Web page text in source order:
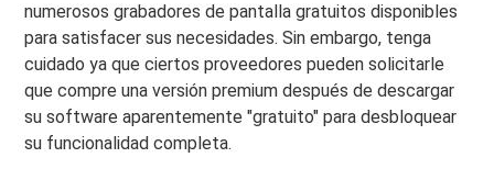
numerosos grabadores de pantalla gratuitos disponibles
para satisfacer sus necesidades. Sin embargo, tenga
cuidado ya que ciertos proveedores pueden solicitarle
que compre una versión premium después de descargar
su software aparentemente "gratuito" para desbloquear
su funcionalidad completa.